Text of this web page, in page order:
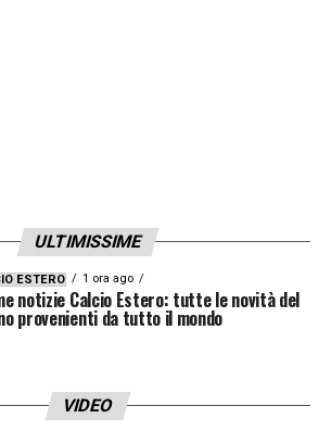
ULTIMISSIME
ESTERO 1 ora ago
notizie Calcio Estero: tutte le novità del
provenienti da tutto il mondo
VIDEO